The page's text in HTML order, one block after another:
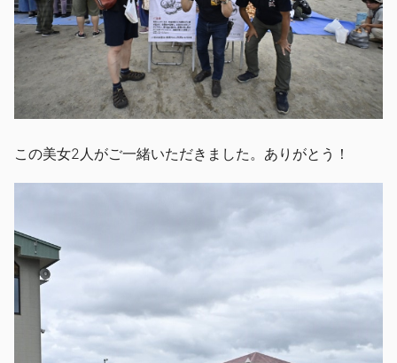
この美女2人がご一緒いただきました。ありがとう！